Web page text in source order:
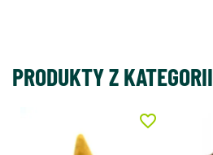
PRODUKTY Z KATEGORII
favorite_border